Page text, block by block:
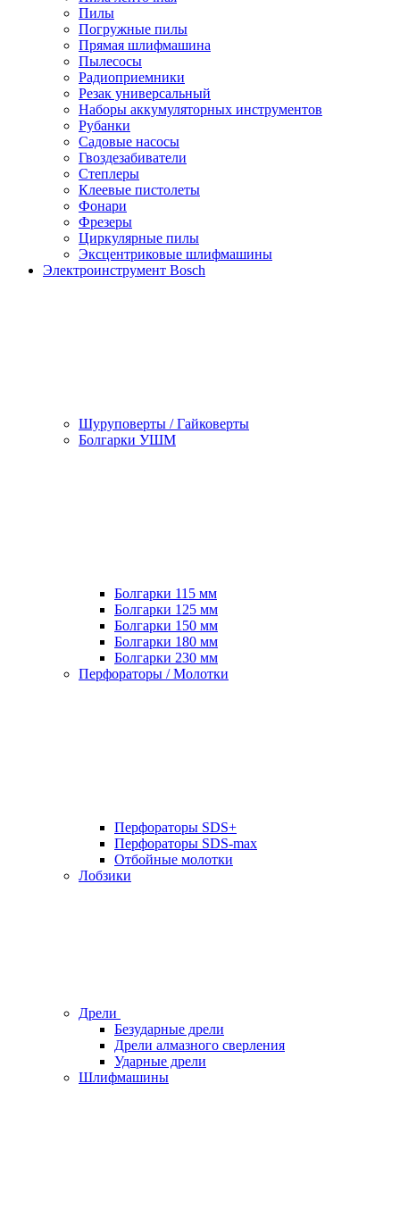
Пилы
Погружные пилы
Прямая шлифмашина
Пылесосы
Радиоприемники
Резак универсальный
Наборы аккумуляторных инструментов
Рубанки
Садовые насосы
Гвоздезабиватели
Степлеры
Клеевые пистолеты
Фонари
Фрезеры
Циркулярные пилы
Эксцентриковые шлифмашины
Электроинструмент Bosch
Шуруповерты / Гайковерты
Болгарки УШМ
Болгарки 115 мм
Болгарки 125 мм
Болгарки 150 мм
Болгарки 180 мм
Болгарки 230 мм
Перфораторы / Молотки
Перфораторы SDS+
Перфораторы SDS-max
Отбойные молотки
Лобзики
Дрели
Безударные дрели
Дрели алмазного сверления
Ударные дрели
Шлифмашины